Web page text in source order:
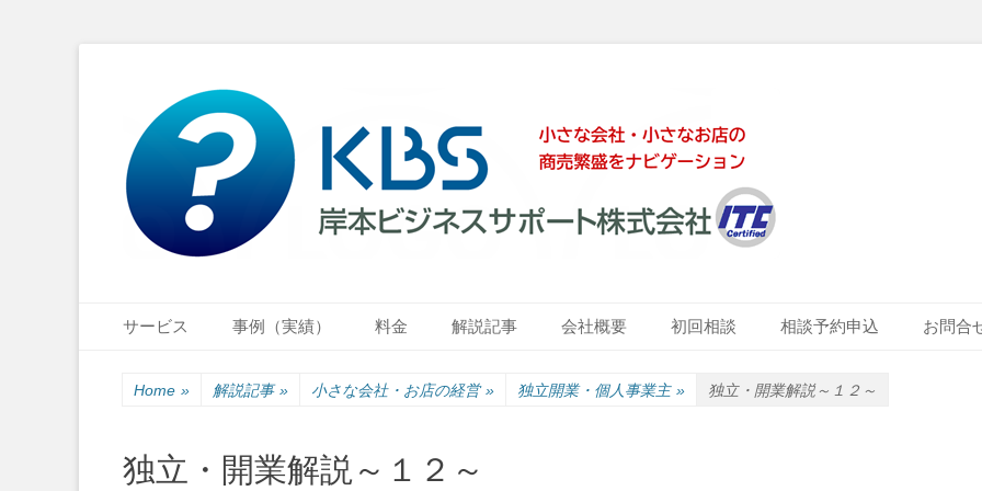
岸本ビジネスサポート株式会社
小さな会社・小さなお店のIT経営をナビゲーション
Primary Menu
サービス 事例（実績） 料金 解説記事 会社概要 初回相談 相談予約申込 お問合
Home » 解説記事 » 小さな会社・お店の経営 » 独立開業・個人事業主 » 独立・開業解説～１２～
独立・開業解説～１２～